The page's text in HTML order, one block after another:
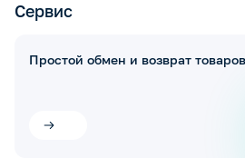
Сервис
Простой обмен и возврат товаров